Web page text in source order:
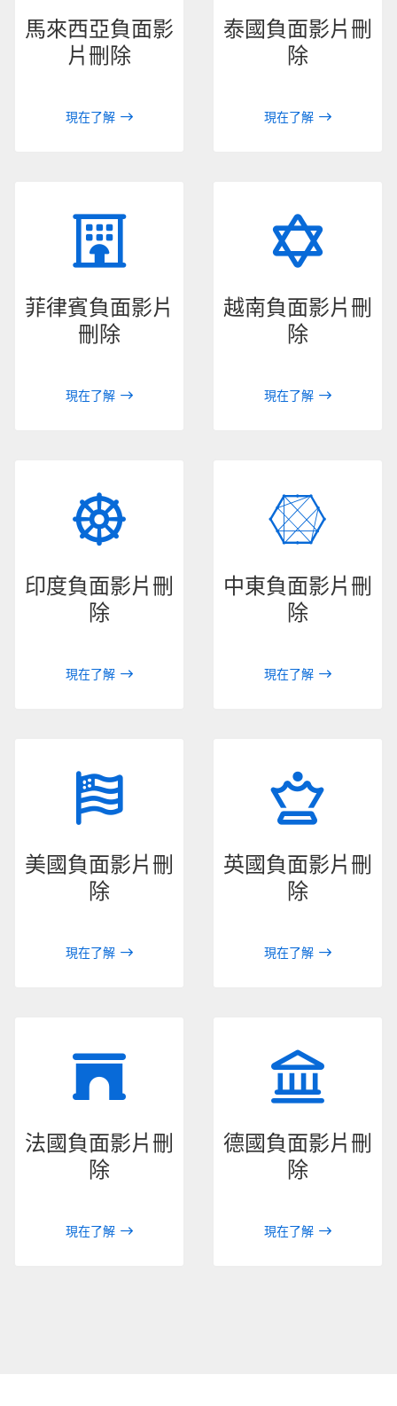
馬來西亞負面影
片刪除
現在了解
泰國負面影片刪
除
現在了解
菲律賓負面影片
刪除
現在了解
越南負面影片刪
除
現在了解
印度負面影片刪
除
現在了解
中東負面影片刪
除
現在了解
美國負面影片刪
除
現在了解
英國負面影片刪
除
現在了解
法國負面影片刪
除
現在了解
德國負面影片刪
除
現在了解